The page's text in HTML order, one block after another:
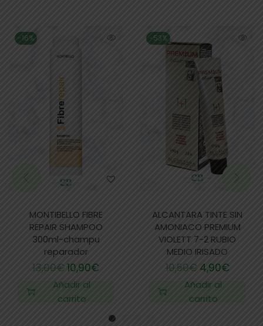
-16%
MONTIBELLO FIBRE
REPAIR SHAMPOO
300ml-champu
reparador
13,00€ 10,90€
Añadir al
carrito
-53%
ALCANTARA TINTE SIN
AMONIACO PREMIUM
VIOLETT 7-2 RUBIO
MEDIO IRISADO
10,50€ 4,90€
Añadir al
carrito